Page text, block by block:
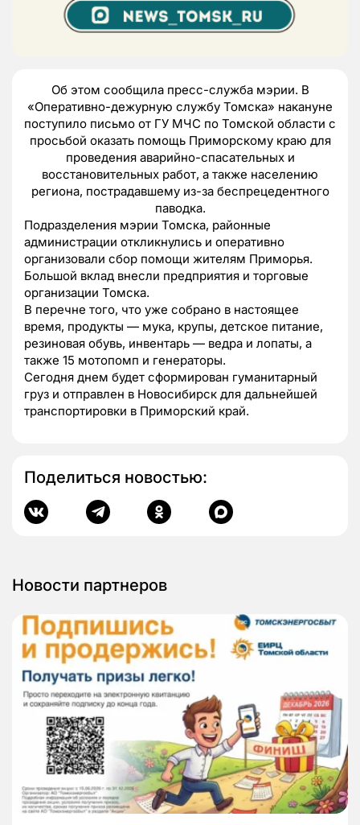
Об этом сообщила пресс-служба мэрии. В
«Оперативно-дежурную службу Томска» накануне
поступило письмо от ГУ МЧС по Томской области с
просьбой оказать помощь Приморскому краю для
проведения аварийно-спасательных и
восстановительных работ, а также населению
региона, пострадавшему из-за беспрецедентного
паводка.
Подразделения мэрии Томска, районные
администрации откликнулись и оперативно
организовали сбор помощи жителям Приморья.
Большой вклад внесли предприятия и торговые
организации Томска.
В перечне того, что уже собрано в настоящее
время, продукты — мука, крупы, детское питание,
резиновая обувь, инвентарь — ведра и лопаты, а
также 15 мотопомп и генераторы.
Сегодня днем будет сформирован гуманитарный
груз и отправлен в Новосибирск для дальнейшей
транспортировки в Приморский край.
Поделиться новостью:
Новости партнеров